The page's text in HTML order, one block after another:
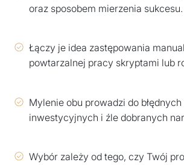
oraz sposobem mierzenia sukcesu.
Łączy je idea zastępowania
powtarzalnej pracy skryptami lub
Mylenie obu prowadzi do
inwestycyjnych i źle dobranych
Wybór zależy od tego, czy Twój